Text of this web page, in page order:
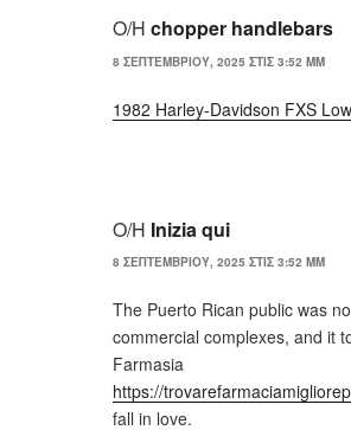
Ο/Η chopper handlebars
8 ΣΕΠΤΕΜΒΡΊΟΥ, 2025 ΣΤΙΣ 3:52 ΜΜ
1982 Harley-Davidson FXS
Ο/Η Inizia qui
8 ΣΕΠΤΕΜΒΡΊΟΥ, 2025 ΣΤΙΣ 3:52 ΜΜ
The Puerto Rican public was
commercial complexes, and it
Farmasia
https://
fall in love.